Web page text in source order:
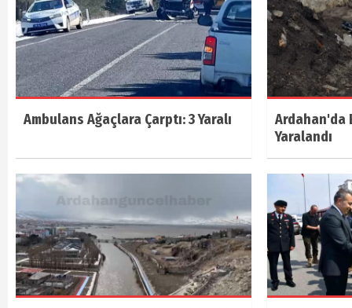
Ambulans Ağaçlara Çarptı: 3 Yaralı
Ardahan'da
Yaralandı